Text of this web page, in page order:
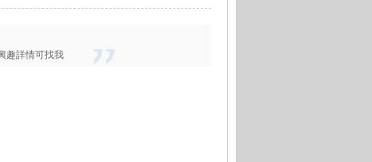
趣詳情可找我